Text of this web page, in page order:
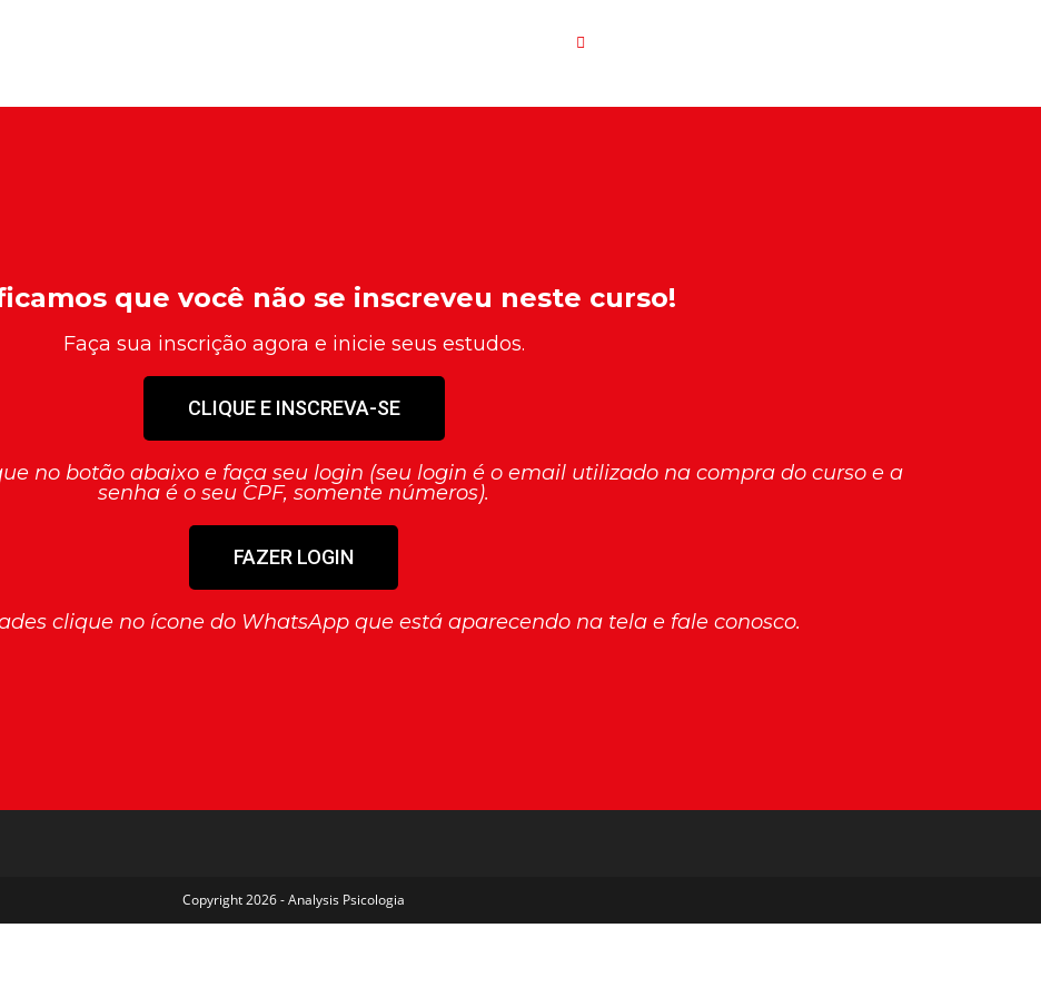
que você não se inscreveu neste curso!
Faça sua inscrição agora e inicie seus estudos.
CLIQUE E INSCREVA-SE
no botão abaixo e faça seu login (seu login é o email utilizado na compra do curso e a
senha é o seu CPF, somente números).
FAZER LOGIN
clique no ícone do WhatsApp que está aparecendo na tela e fale conosco.
Copyright 2026 - Analysis Psicologia